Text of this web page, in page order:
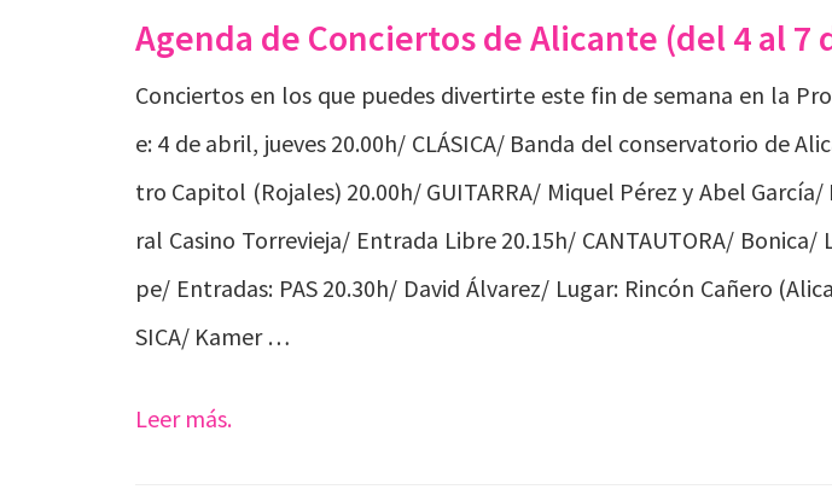
Agenda de Conciertos de Alicante (del 4 al 7
Conciertos en los que puedes divertirte este fin de semana en la
e: 4 de abril, jueves 20.00h/ CLÁSICA/ Banda del conservatorio de
tro Capitol (Rojales) 20.00h/ GUITARRA/ Miquel Pérez y Abel García/
ral Casino Torrevieja/ Entrada Libre 20.15h/ CANTAUTORA/ Bonica/
pe/ Entradas: PAS 20.30h/ David Álvarez/ Lugar: Rincón Cañero
SICA/ Kamer …
Leer más.